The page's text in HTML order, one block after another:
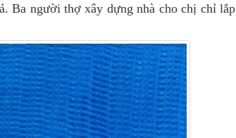
Ba người thợ xây dựng nhà cho chị chỉ lắp